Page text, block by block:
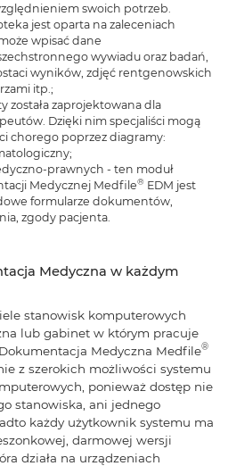
swoich potrzeb.
jest oparta na zaleceniach
wpisać dane
wywiadu oraz badań,
wyników, zdjęć rentgenowskich
itp.;
została zaprojektowana dla
Dzięki nim specjaliści mogą
chorego poprzez diagramy:
prawnych - ten moduł
Medycznej Medfile® EDM jest
formularze dokumentów,
zgody pacjenta.
Medyczna w każdym
stanowisk komputerowych
lub gabinet w którym pracuje
Medyczna Medfile®
z szerokich możliwości systemu
ponieważ dostęp nie
stanowiska, ani jednego
każdy użytkownik systemu ma
darmowej wersji
działa na urządzeniach